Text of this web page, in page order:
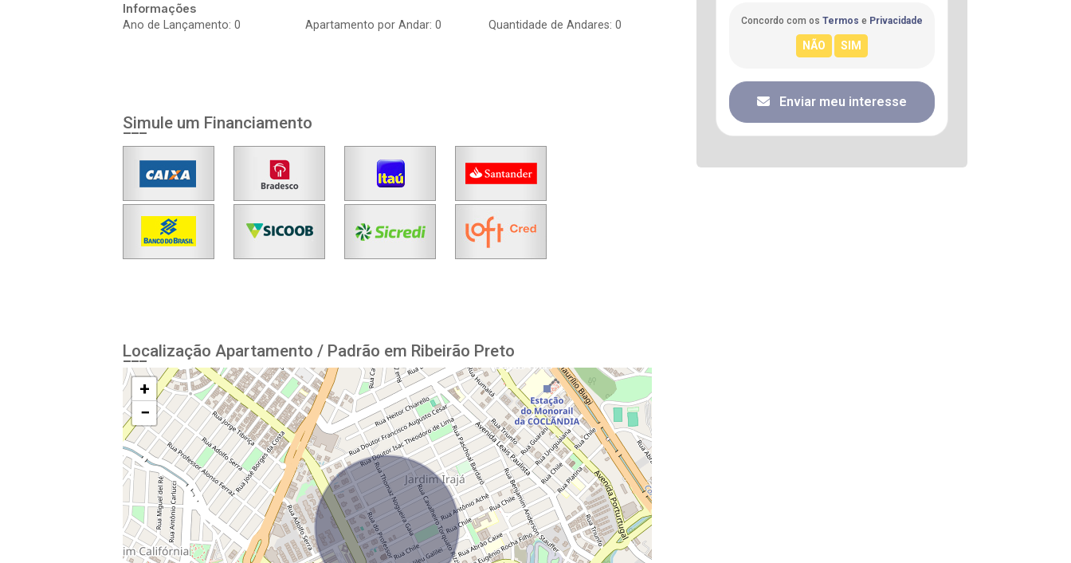
Informações
Ano de Lançamento: 0
Apartamento por Andar: 0 Quantidade de Andares: 0
Simule um Financiamento
Localização Apartamento / Padrão em Ribeirão Preto
+
−
Concordo com os Termos e Privacidade
Enviar meu interesse